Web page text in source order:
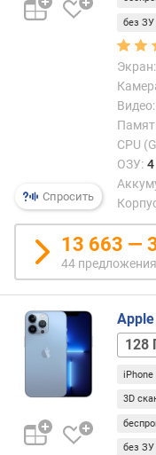
н
о
р
A
T
и
п
О
Спросить
без ЗУ
Экран:
Видео:
CPU
ОЗУ: 4
13 663 —
44 предложения
256 ГБ
iPhone
3D
без ЗУ